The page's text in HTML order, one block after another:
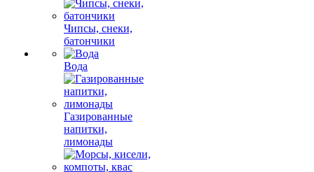
Чипсы, снеки,
батончики
Вода
Газированные
напитки,
лимонады